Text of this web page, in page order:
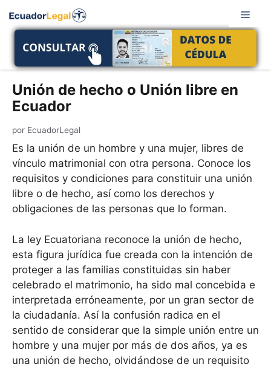
Unión de hecho o Unión libre en
Ecuador
por EcuadorLegal
Es la unión de un hombre y una mujer, libres de
vínculo matrimonial con otra persona. Conoce los
requisitos y condiciones para constituir una unión
libre o de hecho, así como los derechos y
obligaciones de las personas que lo forman.
La ley Ecuatoriana reconoce la unión de hecho,
esta figura jurídica fue creada con la intención de
proteger a las familias constituidas sin haber
celebrado el matrimonio, ha sido mal concebida e
interpretada erróneamente, por un gran sector de
la ciudadanía. Así la confusión radica en el
sentido de considerar que la simple unión entre un
hombre y una mujer por más de dos años, ya es
una unión de hecho, olvidándose de un requisito